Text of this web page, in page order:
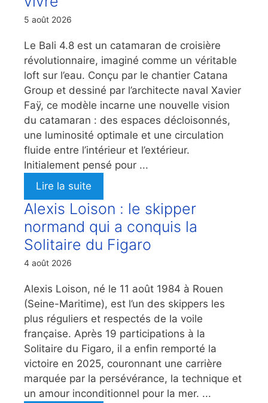
5 août 2026
Le Bali 4.8 est un catamaran de croisière
révolutionnaire, imaginé comme un véritable
loft sur l’eau. Conçu par le chantier Catana
Group et dessiné par l’architecte naval Xavier
Faÿ, ce modèle incarne une nouvelle vision
du catamaran : des espaces décloisonnés,
une luminosité optimale et une circulation
fluide entre l’intérieur et l’extérieur.
Initialement pensé pour ...
Lire la suite
Alexis Loison : le skipper
normand qui a conquis la
Solitaire du Figaro
4 août 2026
Alexis Loison, né le 11 août 1984 à Rouen
(Seine-Maritime), est l’un des skippers les
plus réguliers et respectés de la voile
française. Après 19 participations à la
Solitaire du Figaro, il a enfin remporté la
victoire en 2025, couronnant une carrière
marquée par la persévérance, la technique et
un amour inconditionnel pour la mer. ...